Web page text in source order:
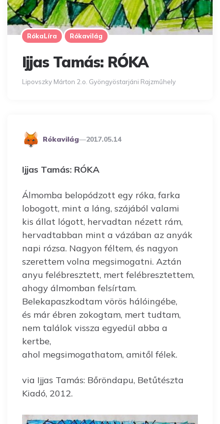
RókaLíra Rókavilág
Ijjas Tamás: RÓKA
Lipovszky Márton 2.o. Gyöngyöstarjáni Rajzműhely
Posted
Rókavilág 2017.05.14
Ijjas Tamás: RÓKA
Álmomba belopódzott egy róka, farka
lobogott, mint a láng, szájából valami
kis állat lógott, hervadtan nézett rám,
hervadtabban mint a vázában az anyák
napi rózsa. Nagyon féltem, és nagyon
szerettem volna megsimogatni. Aztán
anyu felébresztett, mert felébresztettem,
ahogy álmomban felsírtam.
Belekapaszkodtam vörös hálóingébe,
és már ébren zokogtam, mert tudtam,
nem találok vissza egyedül abba a
kertbe,
ahol megsimogathatom, amitől félek.
via Ijjas Tamás: Bőröndapu, Betűtészta
Kiadó, 2012.